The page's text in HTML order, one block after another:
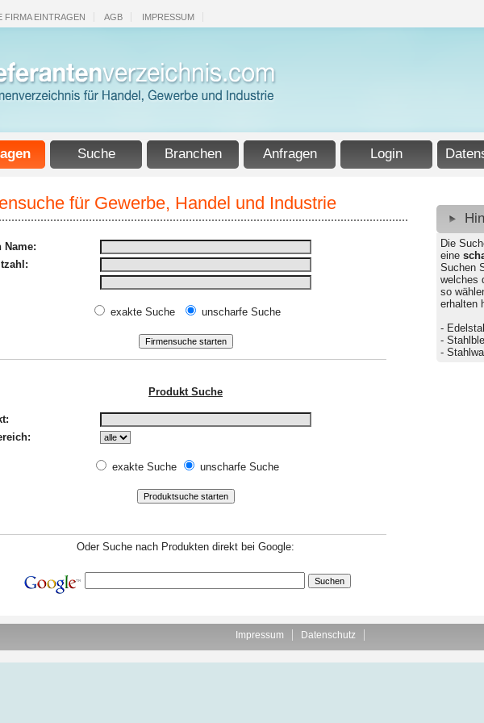
FIRMA EINTRAGEN AGB IMPRESSUM
Suche Branchen Anfragen Login
für Gewerbe, Handel und Industrie
Name:
exakte Suche unscharfe Suche
Produkt Suche
exakte Suche unscharfe Suche
Oder Suche nach Produkten direkt bei Google:
Die
eine
Suchen
welches
so
erhalten
-
-
-
Impressum Datenschutz